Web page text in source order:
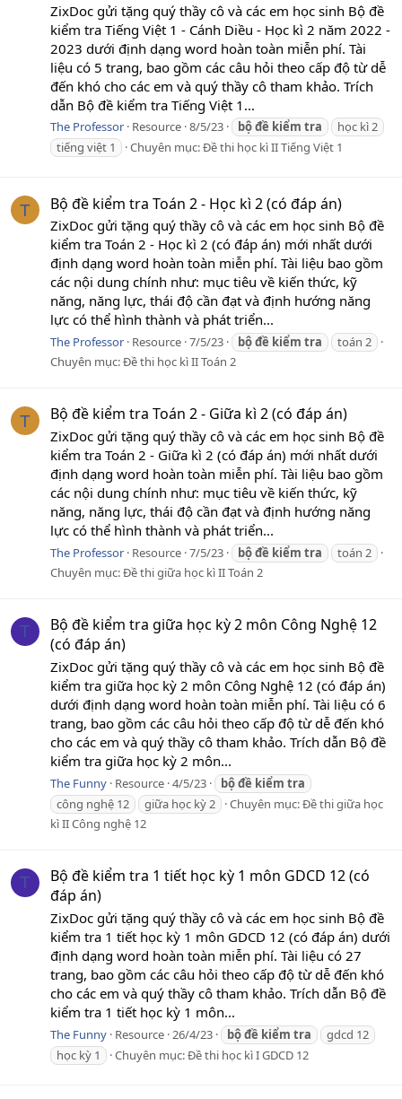
ZixDoc gửi tặng quý thầy cô và các em học sinh Bộ đề
kiểm tra Tiếng Việt 1 - Cánh Diều - Học kì 2 năm 2022 -
2023 dưới định dạng word hoàn toàn miễn phí. Tài
liệu có 5 trang, bao gồm các câu hỏi theo cấp độ từ dễ
đến khó cho các em và quý thầy cô tham khảo. Trích
dẫn Bộ đề kiểm tra Tiếng Việt 1...
The Professor Resource 8/5/23 bộđề kiểm tra
học kì 2
tiếng việt 1
Chuyên mục:Đề thi học kì II Tiếng Việt 1
T Bộ đề kiểm tra Toán 2 - Học kì 2 (có đáp án)
ZixDoc gửi tặng quý thầy cô và các em học sinh Bộ đề
kiểm tra Toán 2 - Học kì 2 (có đáp án) mới nhất dưới
định dạng word hoàn toàn miễn phí. Tài liệu bao gồm
các nội dung chính như: mục tiêu về kiến thức, kỹ
năng, năng lực, thái độ cần đạt và định hướng năng
lực có thể hình thành và phát triển...
The Professor Resource 7/5/23 bộđề kiểm tra
toán 2
Chuyên mục:Đề thi học kì II Toán 2
T Bộ đề kiểm tra Toán 2 - Giữa kì 2 (có đáp án)
ZixDoc gửi tặng quý thầy cô và các em học sinh Bộ đề
kiểm tra Toán 2 - Giữa kì 2 (có đáp án) mới nhất dưới
định dạng word hoàn toàn miễn phí. Tài liệu bao gồm
các nội dung chính như: mục tiêu về kiến thức, kỹ
năng, năng lực, thái độ cần đạt và định hướng năng
lực có thể hình thành và phát triển...
The Professor Resource 7/5/23 bộđề kiểm tra
toán 2
Chuyên mục:Đề thi giữa học kì II Toán 2
T
Bộ đề kiểm tra giữa học kỳ 2 môn Công Nghệ 12
(có đáp án)
ZixDoc gửi tặng quý thầy cô và các em học sinh Bộ đề
kiểm tra giữa học kỳ 2 môn Công Nghệ 12 (có đáp án)
dưới định dạng word hoàn toàn miễn phí. Tài liệu có 6
trang, bao gồm các câu hỏi theo cấp độ từ dễ đến khó
cho các em và quý thầy cô tham khảo. Trích dẫn Bộ đề
kiểm tra giữa học kỳ 2 môn...
The Funny Resource 4/5/23 bộđề kiểm tra
công nghệ 12
giữa học kỳ 2 Chuyên mục:Đề thi giữa học
kì II Công nghệ 12
T
Bộ đề kiểm tra 1 tiết học kỳ 1 môn GDCD 12 (có
đáp án)
ZixDoc gửi tặng quý thầy cô và các em học sinh Bộ đề
kiểm tra 1 tiết học kỳ 1 môn GDCD 12 (có đáp án) dưới
định dạng word hoàn toàn miễn phí. Tài liệu có 27
trang, bao gồm các câu hỏi theo cấp độ từ dễ đến khó
cho các em và quý thầy cô tham khảo. Trích dẫn Bộ đề
kiểm tra 1 tiết học kỳ 1 môn...
The Funny Resource 26/4/23 bộđề kiểm tra
gdcd 12
học kỳ 1
Chuyên mục:Đề thi học kì I GDCD 12